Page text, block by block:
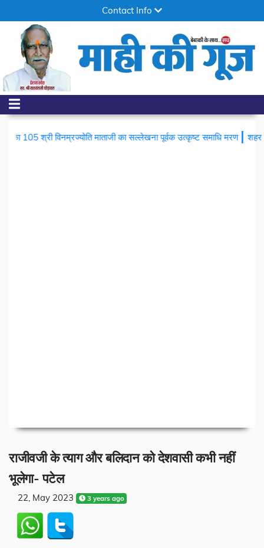
Contact Info
माताजी का सल्लेखना पूर्वक उत्कृष्ट समाधि मरण|शहर में चोरों का
राजीवजी के त्याग और बलिदान को देशवासी कभी नहीं
भूलेगा- पटेल
22, May 2023 3 years ago